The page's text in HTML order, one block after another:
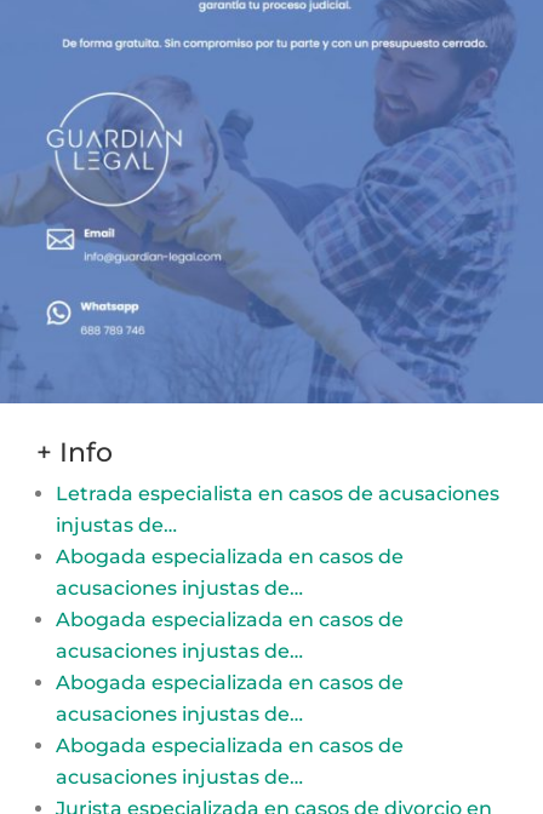
+ Info
Letrada especialista en casos de acusaciones
injustas de…
Abogada especializada en casos de
acusaciones injustas de…
Abogada especializada en casos de
acusaciones injustas de…
Abogada especializada en casos de
acusaciones injustas de…
Abogada especializada en casos de
acusaciones injustas de…
Jurista especializada en casos de divorcio en